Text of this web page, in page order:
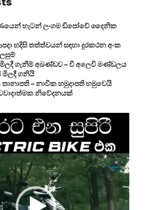
හැටන් ලංගම ඩිපෝවේ දෛනික
හදිසි තත්ත්වයන් සඳහා දුරකථන අංක
ගැනීම් අඛණ්ඩව – වී අලෙවි මණ්ඩලය
මිලදී ගනියි
තානාපති – නාවික හමුදාපති හමුවෙයි
නිවේදනයක්